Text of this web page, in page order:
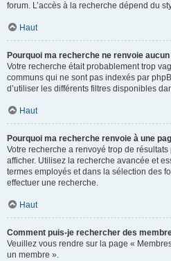
forum. L’accès à la recherche dépend du
Haut
Pourquoi ma recherche ne renvoie
Votre recherche était probablement trop
communs qui ne sont pas indexés par
d’utiliser les différents filtres disponibles
Haut
Pourquoi ma recherche renvoie à une
Votre recherche a renvoyé trop de
afficher. Utilisez la recherche avancée et
termes employés et dans la sélection des
effectuer une recherche.
Haut
Comment puis-je rechercher des
Veuillez vous rendre sur la page «
un membre ».